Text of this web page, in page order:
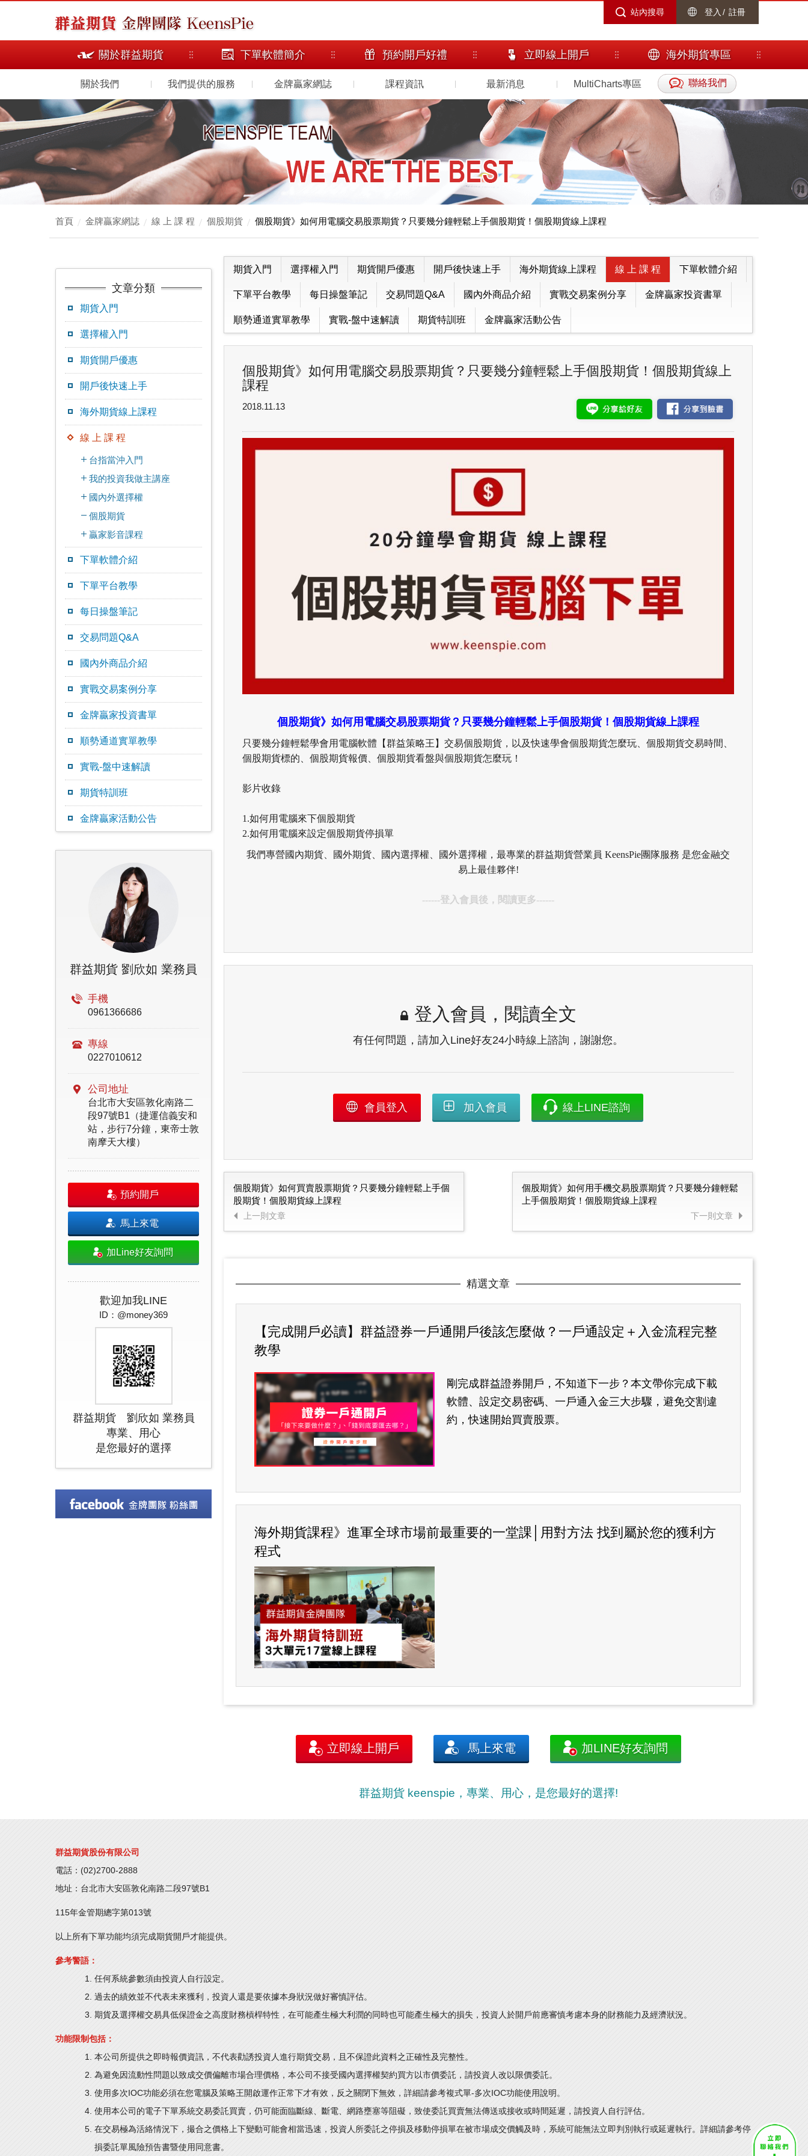
站內搜尋 登入 / 註冊
關於群益期貨 下單軟體簡介 預約開戶好禮 立即線上開戶 海外期貨專區
關於我們 我們提供的服務 金牌贏家網誌 課程資訊 最新消息 MultiCharts專區 聯絡我們
首頁 金牌贏家網誌 線 上 課 程 個股期貨 個股期貨》如何用電腦交易股票期貨？只要幾分鐘輕鬆上手個股期貨！個股期貨線上課程
文章分類
期貨入門
選擇權入門
期貨開戶優惠
開戶後快速上手
海外期貨線上課程
線 上 課 程
台指當沖入門
我的投資我做主講座
國內外選擇權
個股期貨
贏家影音課程
下單軟體介紹
下單平台教學
每日操盤筆記
交易問題Q&A
國內外商品介紹
實戰交易案例分享
金牌贏家投資書單
順勢通道實單教學
實戰-盤中速解讀
期貨特訓班
金牌贏家活動公告
群益期貨 劉欣如 業務員
手機
0961366686
專線
0227010612
公司地址
台北市大安區敦化南路二
段97號B1（捷運信義安和
站，步行7分鐘，東帝士敦
南摩天大樓）
預約開戶
馬上來電
加Line好友詢問
歡迎加我LINE
ID：@money369
群益期貨 劉欣如 業務員
專業、用心
是您最好的選擇
期貨入門 選擇權入門 期貨開戶優惠 開戶後快速上手 海外期貨線上課程 線 上 課 程 下單軟體介紹
下單平台教學 每日操盤筆記 交易問題Q&A 國內外商品介紹 實戰交易案例分享 金牌贏家投資書單
順勢通道實單教學 實戰-盤中速解讀 期貨特訓班 金牌贏家活動公告
個股期貨》如何用電腦交易股票期貨？只要幾分鐘輕鬆上手個股期貨！個股期貨線上
課程
2018.11.13
個股期貨》如何用電腦交易股票期貨？只要幾分鐘輕鬆上手個股期貨！個股期貨線上課程
只要幾分鐘輕鬆學會用電腦軟體【群益策略王】交易個股期貨，以及快速學會個股期貨怎麼玩、個股期貨交易時間、
個股期貨標的、個股期貨報價、個股期貨看盤與個股期貨怎麼玩！
影片收錄
1.如何用電腦來下個股期貨
2.如何用電腦來設定個股期貨停損單
我們專營國內期貨、國外期貨、國內選擇權、國外選擇權，最專業的群益期貨營業員 KeensPie團隊服務 是您金融交
易上最佳夥伴!
------登入會員後，閱讀更多------
登入會員，閱讀全文
有任何問題，請加入Line好友24小時線上諮詢，謝謝您。
會員登入 加入會員 線上LINE諮詢
個股期貨》如何買賣股票期貨？只要幾分鐘輕鬆上手個
股期貨！個股期貨線上課程
上一則文章
個股期貨》如何用手機交易股票期貨？只要幾分鐘輕鬆
上手個股期貨！個股期貨線上課程
下一則文章
精選文章
【完成開戶必讀】群益證券一戶通開戶後該怎麼做？一戶通設定＋入金流程完整
教學
剛完成群益證券開戶，不知道下一步？本文帶你完成下載
軟體、設定交易密碼、一戶通入金三大步驟，避免交割違
約，快速開始買賣股票。
海外期貨課程》進軍全球市場前最重要的一堂課│用對方法 找到屬於您的獲利方
程式
立即線上開戶 馬上來電 加LINE好友詢問
群益期貨 keenspie，專業、用心，是您最好的選擇!
群益期貨股份有限公司
電話：(02)2700-2888
地址：台北市大安區敦化南路二段97號B1
115年金管期總字第013號
以上所有下單功能均須完成期貨開戶才能提供。
參考警語：
任何系統參數須由投資人自行設定。
過去的績效並不代表未來獲利，投資人還是要依據本身狀況做好審慎評估。
期貨及選擇權交易具低保證金之高度財務槓桿特性，在可能產生極大利潤的同時也可能產生極大的損失，投資人於開戶前應審慎考慮本身的財務能力及經濟狀況。
功能限制包括：
本公司所提供之即時報價資訊，不代表勸誘投資人進行期貨交易，且不保證此資料之正確性及完整性。
為避免因流動性問題以致成交價偏離市場合理價格，本公司不接受國內選擇權契約買方以市價委託，請投資人改以限價委託。
使用多次IOC功能必須在您電腦及策略王開啟運作正常下才有效，反之關閉下無效，詳細請參考複式單-多次IOC功能使用說明。
使用本公司的電子下單系統交易委託買賣，仍可能面臨斷線、斷電、網路壅塞等阻礙，致使委託買賣無法傳送或接收或時間延遲，請投資人自行評估。
在交易極為活絡情況下，撮合之價格上下變動可能會相當迅速，投資人所委託之停損及移動停損單在被市場成交價觸及時，系統可能無法立即判別執行或延遲執行。詳細請參考停
損委託單風險預告書暨使用同意書。